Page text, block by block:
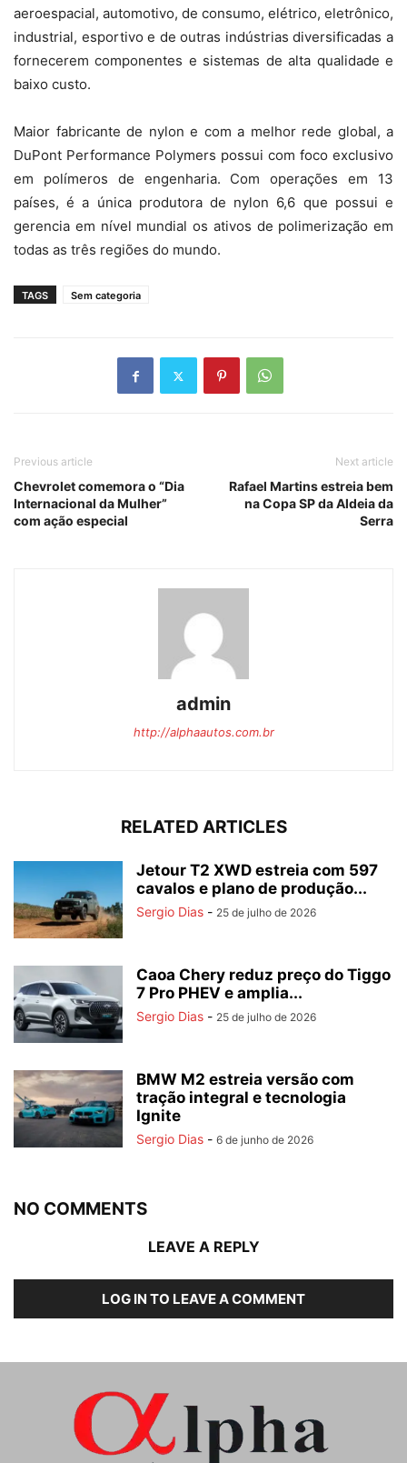
aeroespacial, automotivo, de consumo, elétrico, eletrônico,
industrial, esportivo e de outras indústrias diversificadas a
fornecerem componentes e sistemas de alta qualidade e
baixo custo.
Maior fabricante de nylon e com a melhor rede global, a
DuPont Performance Polymers possui com foco exclusivo
em polímeros de engenharia. Com operações em 13
países, é a única produtora de nylon 6,6 que possui e
gerencia em nível mundial os ativos de polimerização em
todas as três regiões do mundo.
TAGS Sem categoria
Previous article
Chevrolet comemora o “Dia
Internacional da Mulher”
com ação especial
Next article
Rafael Martins estreia bem
na Copa SP da Aldeia da
Serra
admin
http://alphaautos.com.br
RELATED ARTICLES
Jetour T2 XWD estreia com 597
cavalos e plano de produção...
Sergio Dias - 25 de julho de 2026
Caoa Chery reduz preço do Tiggo
7 Pro PHEV e amplia...
Sergio Dias - 25 de julho de 2026
BMW M2 estreia versão com
tração integral e tecnologia
Ignite
Sergio Dias - 6 de junho de 2026
NO COMMENTS
LEAVE A REPLY
LOG IN TO LEAVE A COMMENT